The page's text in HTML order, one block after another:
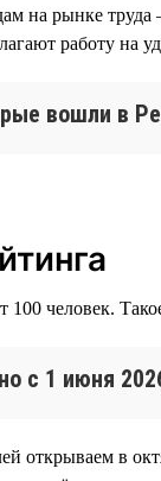
на рынке
работу на
вошли в
человек.
с 1 июня
открываем в